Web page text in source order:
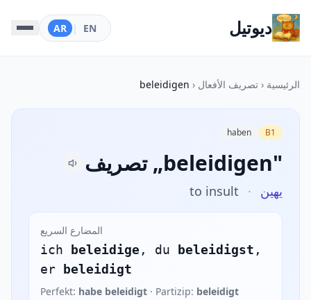
ديوتيل EN
|
AR
الرئيسية ‹ تصريف الأفعال ‹
beleidigen
B1
haben
تصريف „beleidigen"
يهين ·
to insult
المضارع السريع
ich beleidige , du beleidigst ,
er
beleidigt
Perfekt: habe beleidigt · Partizip: beleidigt